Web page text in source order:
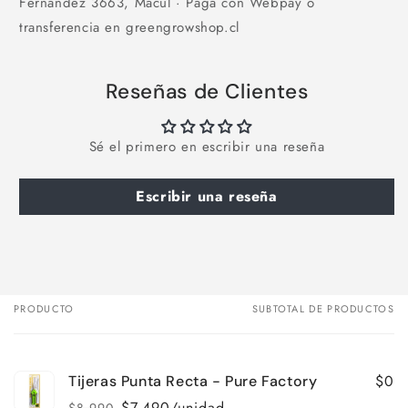
transferencia en greengrowshop.cl
Reseñas de Clientes
Sé el primero en escribir una reseña
Escribir una reseña
Tu
PRODUCTO SUBTOTAL DE PRODUCTOS
Tijeras Punta Recta - Pure Factory $0